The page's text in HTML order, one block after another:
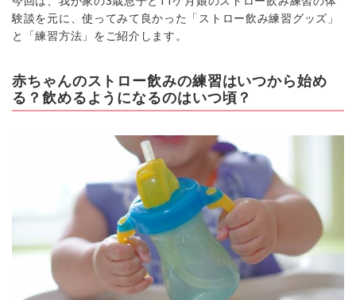
験談を元に、使ってみて良かった「ストロー飲み練習グッズ」
と「練習方法」をご紹介します。
赤ちゃんのストロー飲みの練習はいつから始め
る？飲めるようになるのはいつ頃？